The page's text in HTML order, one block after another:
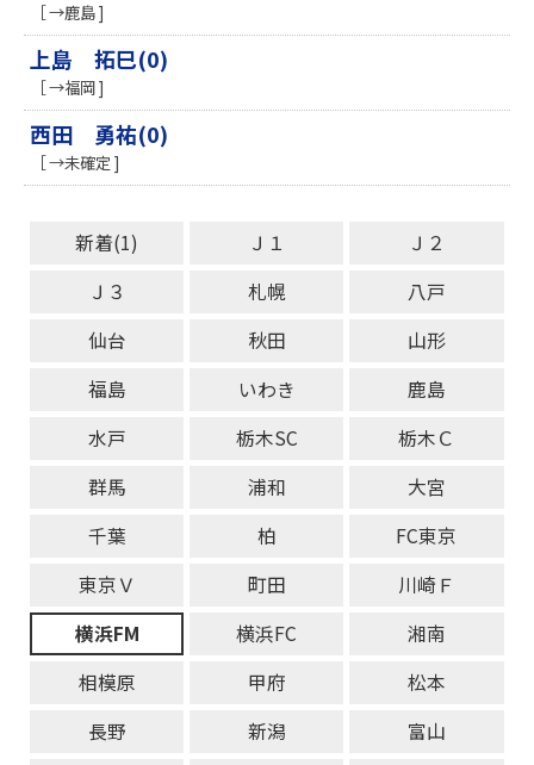
［ →鹿島 ]
上島 拓巳(0)
［ →福岡 ]
西田 勇祐(0)
［ →未確定 ]
新着(1) Ｊ１
Ｊ２
Ｊ３
札幌
八戸
仙台
秋田
山形
福島
いわき
鹿島
水戸
栃木SC
栃木Ｃ
群馬
浦和
大宮
千葉
柏
FC東京
東京Ｖ
町田
川崎Ｆ
横浜FM
横浜FC
湘南
相模原
甲府
松本
長野
新潟
富山